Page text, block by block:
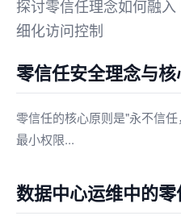
探讨零信任理念如何融
细化访问控制
零信任安全理念与
零信任的核心原则是"永不信
最小权限...
数据中心运维中的